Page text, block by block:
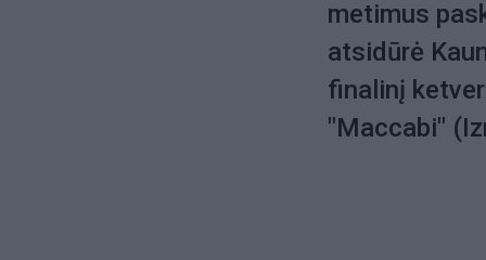
metimus
atsidūrė
finalinį
"Maccabi"